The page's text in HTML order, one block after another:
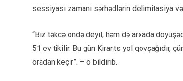
sessiyası zamanı sərhədlərin delimitasiya
“Biz təkcə öndə deyil, həm də arxada
51 ev tikilir. Bu gün Kirants yol qovşağıdır,
oradan keçir”, – o bildirib.